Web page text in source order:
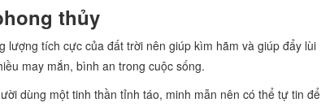
thủy
tích cực của đất trời nên giúp kìm hãm và giúp đẩy lùi
may mắn, bình an trong cuộc sống.
dùng một tinh thần tỉnh táo, minh mẫn nên có thể tự tin để